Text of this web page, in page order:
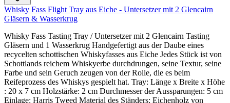
Whisky Fass Flight Tray aus Eiche - Untersetzer mit 2 Glencairn
Gläsern & Wasserkrug
Whisky Fass Tasting Tray / Untersetzer mit 2 Glencairn Tasting
Gläsern und 1 Wasserkrug Handgefertigt aus der Daube eines
recycelten schottischen Whiskyfasses aus Eiche Jedes Stück ist von
Schottlands reichem Whiskyerbe durchdrungen, seine Textur, seine
Farbe und sein Geruch zeugen von der Rolle, die es beim
Reifeprozess des Whiskys gespielt hat. Tray: Länge x Breite x Höhe
: 20 x 7 cm Holzstärke: 2 cm Durchmesser der Aussparungen: 5 cm
Einlage: Harris Tweed Material des Ständers: Eichenholz von